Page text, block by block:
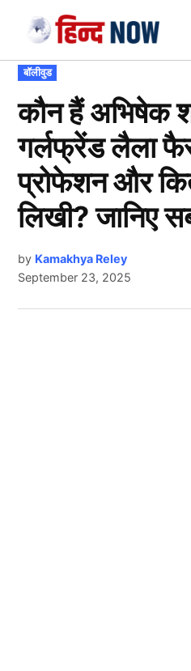
content
POSTED
IN
बॉलीवुड
कौन हैं अभिषेक
गर्लफ्रेंड लैला
प्रोफेशन और
लिखी? जानिए
by Kamakhya Reley
September 23, 2025